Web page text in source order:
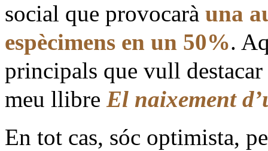
social que provocarà una
espècimens en un 50%.
principals que vull
meu llibre El naixement
En tot cas, sóc optimista,